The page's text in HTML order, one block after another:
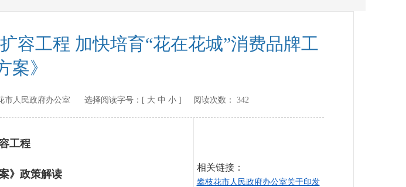
容工程 加快培育“花在花城”消费品牌工
案》
市人民政府办公室 选择阅读字号：[ 大 中 小 ] 阅读次数： 342
工程
》政策解读
相关链接：
攀枝花市人民政府办公室关于印发